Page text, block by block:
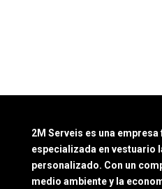
2M Serveis es una
especializada en vestuario
personalizado. Con un
medio ambiente y la